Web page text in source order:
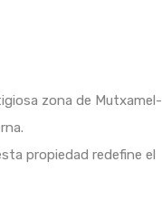
zona de Mutxamel-
propiedad redefine el